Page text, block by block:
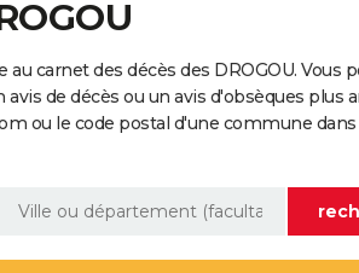
carnet des décès des DROGOU. Vous
de décès ou un avis d'obsèques plus
ou le code postal d'une commune